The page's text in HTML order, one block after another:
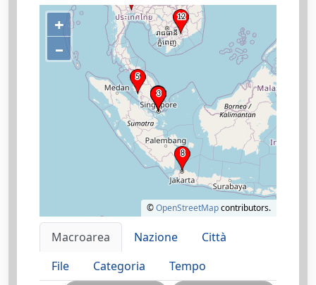
+
–
©OpenStreetMapcontributors.
Macroarea Nazione
Città
File
Categoria
Tempo